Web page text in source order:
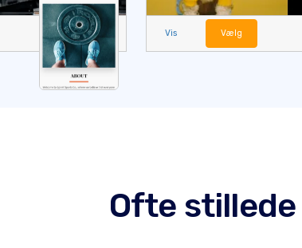
Vis Vælg
Ofte